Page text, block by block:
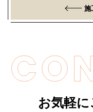
施
お気軽